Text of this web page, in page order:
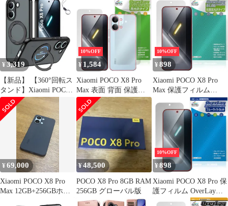
オミー ポコ プロ マッ
クス ザラザラした手触
り ホールド感アップ
シャオミー ポコ プロ
液晶保護 ブルーライト
カット 反射防止
¥ 3,319
【新品】 【360°回転ス
タンド】Xiaomi POCO
X8 Pro ケースMagSafe
対応 シャオミ POCO
X8 プロ ケース マグネ
ット搭載 スタンド機能
360°回転可能【横縦両
立/角度自由調整】 カバ
ー 純正 薄型 マット感
指紋防止 耐衝撃 落
10%OFF
¥ 1,584
Xiaomi POCO X8 Pro
Max 表面 背面 保護フ
ィルム OverLay Brilliant
for シャオミー ポコ プ
ロ マックス 指紋がつき
にくい 高光沢
10%OFF
¥ 898
Xiaomi POCO X8 Pro
Max 保護フィルム
OverLay 抗菌 Brilliant
for シャオミー ポコ プ
ロ マックス Hydro Ag+
抗菌 抗ウイルス 高光沢
¥69,000
Xiaomi POCO X8 Pro
Max 12GB+256GBホワ
¥48,500
POCO X8 Pro 8GB RAM
256GB グローバル版
10%OFF
¥898
Xiaomi POCO X8 Pro 保
護フィルム OverLay
Eye Protector for シャオ